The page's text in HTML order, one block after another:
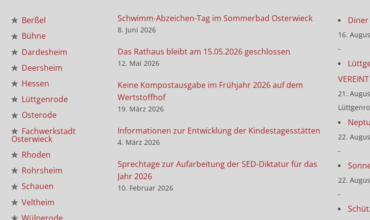
Berßel
Bühne
Dardesheim
Deersheim
Hessen
Lüttgenrode
Osterode
Fachwerkstadt
Osterwieck
Rhoden
Rohrsheim
Schauen
Veltheim
Schwimm-Abzeichen-Tag im Sommerbad Osterwieck
8. Juni 2026
Das Rathaus bleibt am 15.05.2026 geschlossen
12. Mai 2026
Keine Kompostausgabe im Frühjahr 2026 auf dem
Wertstoffhof
19. März 2026
Informationen zur Entwicklung der Kindestagesstätten
4. März 2026
Sprechtage zur Aufarbeitung der SED-Diktatur für das
Jahr 2026
10. Februar 2026
16.
-
VEREINT
21.
22.
-
22.
-